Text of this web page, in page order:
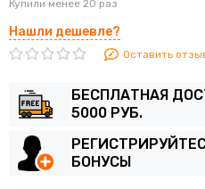
Купили менее 20 раз
Нашли дешевле?
Оставить
БЕСПЛАТНАЯ
5000 РУБ.
БОНУСЫ